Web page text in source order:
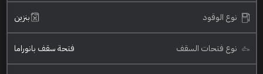
نوع الوقود بنزين
نوع فتحات السقف فتحة سقف بانوراما